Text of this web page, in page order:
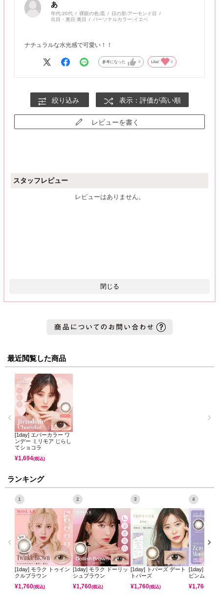
あ
年代:20代 裸眼の色:黒 目の形:アーモンド目
出目・奥目:奥目 パーソナルカラー:イエベ
ナチュラルな水光感で可愛い！！
参考になった 0 Like! 0
絞り込み 表示：評価が高い順
レビューを書く
スタッフレビュー
レビューはありません。
閉じる
最近閲覧した商品
[1day] エバーカラー ワ
ンデー ミリモア じらし
てショコラ
¥1,694(税込)
ランキング
1
[1day] モラク トゥイン
クルブラウン
¥1,760(税込)
2
[1day] モラク ドーリッ
シュブラウン
¥1,760(税込)
3
[1day] トパーズ デート
トパーズ
¥1,760(税込)
4
[1day] ミレ
ピンムーン
¥1,760